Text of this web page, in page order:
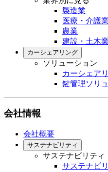
製造業
医療・介護業
農業
建設・土木業
カーシェアリング
ソリューション
カーシェア
鍵管理ソリ
会社情報
会社概要
サステナビリティ
サステナビリティ
サステナビ